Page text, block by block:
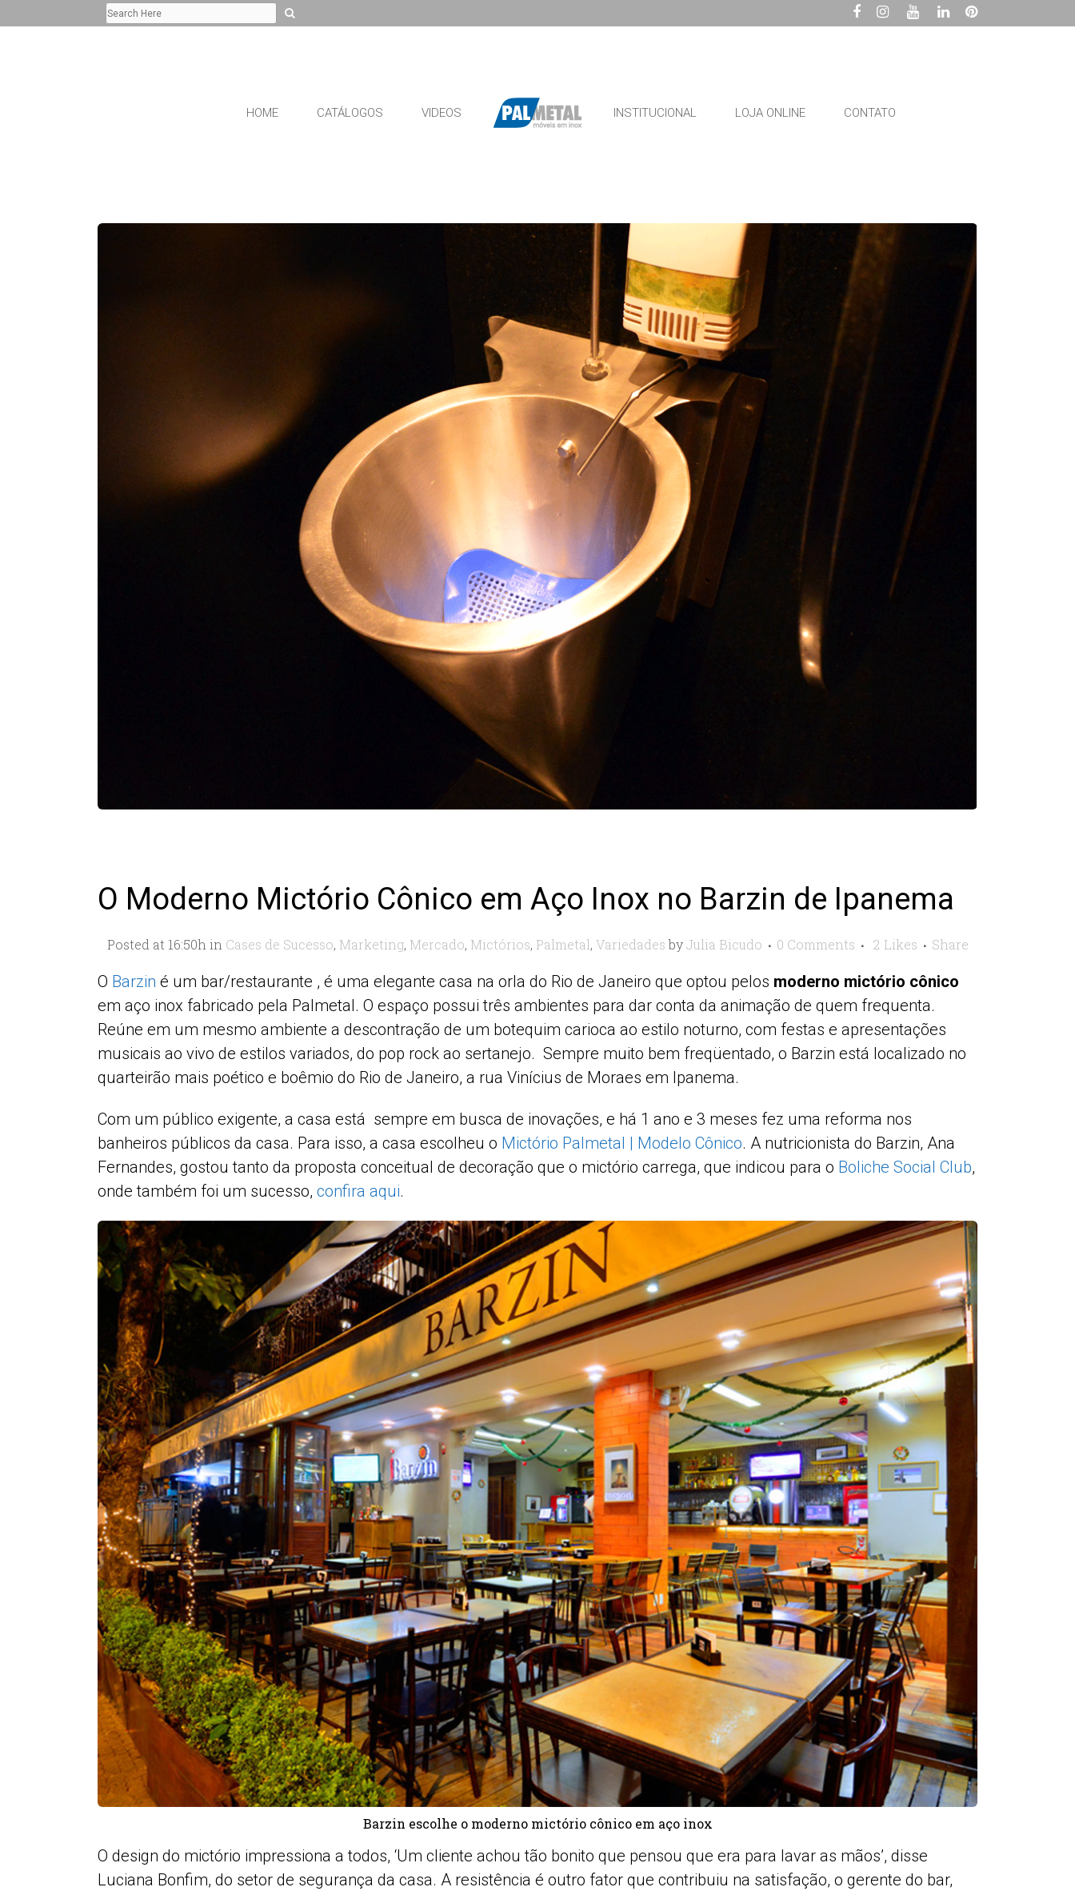
HOME CATÁLOGOS VIDEOS INSTITUCIONAL LOJA ONLINE CONTATO
O Moderno Mictório Cônico em Aço Inox no Barzin de Ipanema
Posted at 16:50h in Cases de Sucesso, Marketing, Mercado, Mictórios, Palmetal, Variedades byJulia Bicudo 0 Comments 2 Likes Share
O Barzin é um bar/restaurante , é uma elegante casa na orla do Rio de Janeiro que optou pelos moderno mictório cônico
em aço inox fabricado pela Palmetal. O espaço possui três ambientes para dar conta da animação de quem frequenta.
Reúne em um mesmo ambiente a descontração de um botequim carioca ao estilo noturno, com festas e apresentações
musicais ao vivo de estilos variados, do pop rock ao sertanejo. Sempre muito bem freqüentado, o Barzin está localizado no
quarteirão mais poético e boêmio do Rio de Janeiro, a rua Vinícius de Moraes em Ipanema.
Com um público exigente, a casa está sempre em busca de inovações, e há 1 ano e 3 meses fez uma reforma nos
banheiros públicos da casa. Para isso, a casa escolheu o Mictório Palmetal | Modelo Cônico. A nutricionista do Barzin, Ana
Fernandes, gostou tanto da proposta conceitual de decoração que o mictório carrega, que indicou para o Boliche Social Club,
onde também foi um sucesso, confira aqui.
Barzin escolhe o moderno mictório cônico em aço inox
O design do mictório impressiona a todos, ‘Um cliente achou tão bonito que pensou que era para lavar as mãos’, disse
Luciana Bonfim, do setor de segurança da casa. A resistência é outro fator que contribuiu na satisfação, o gerente do bar,